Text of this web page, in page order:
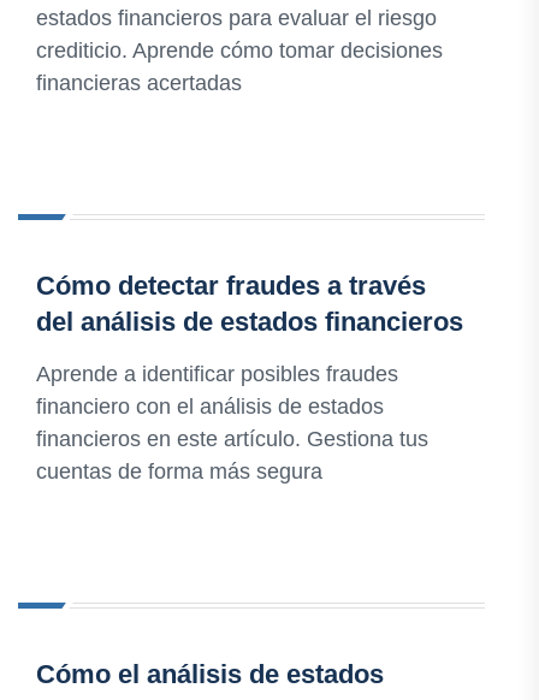
estados financieros para evaluar el riesgo
crediticio. Aprende cómo tomar decisiones
financieras acertadas
Cómo detectar fraudes a través
del análisis de estados financieros
Aprende a identificar posibles fraudes
financiero con el análisis de estados
financieros en este artículo. Gestiona tus
cuentas de forma más segura
Cómo el análisis de estados